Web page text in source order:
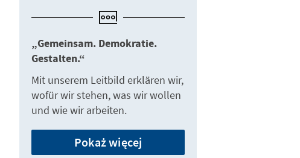
„Gemeinsam. Demokratie.
Gestalten.“
Mit unserem Leitbild erklären wir,
wofür wir stehen, was wir wollen
und wie wir arbeiten.
Pokaż więcej